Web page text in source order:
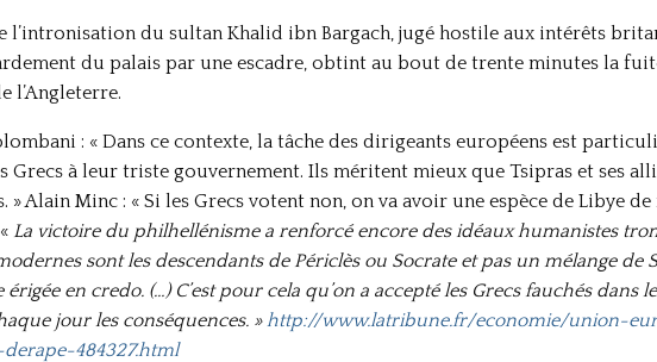
du sultan Khalid ibn Bargach, jugé hostile aux intérêts
du palais par une escadre, obtint au bout de trente minutes la
l’Angleterre.
: « Dans ce contexte, la tâche des dirigeants européens est
Grecs à leur triste gouvernement. Ils méritent mieux que Tsipras et ses
» Alain Minc : « Si les Grecs votent non, on va avoir une espèce de Libye
La victoire du philhellénisme a renforcé encore des idéaux humanistes
sont les descendants de Périclès ou Socrate et pas un mélange de
érigée en credo. (…) C’est pour cela qu’on a accepté les Grecs fauchés dans
jour les conséquences. » http://www.latribune.fr/economie/union-
484327.html